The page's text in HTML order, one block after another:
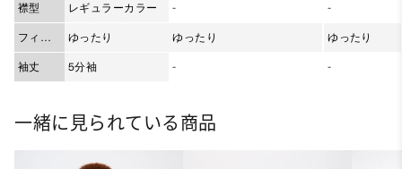
襟型 レギュラーカラー
フィッ
ト
ゆったり
袖丈 5分袖
-
ゆったり
-
-
ゆったり
-
一緒に見られている商品